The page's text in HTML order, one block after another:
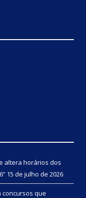
altera horários dos
15 de julho de 2026
que